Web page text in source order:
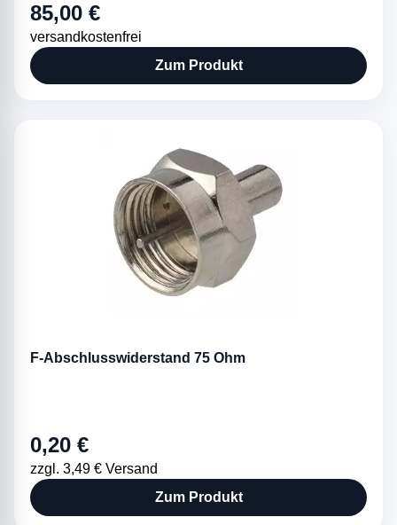
85,00 €
versandkostenfrei
Zum Produkt
F-Abschlusswiderstand 75 Ohm
0,20 €
zzgl. 3,49 € Versand
Zum Produkt